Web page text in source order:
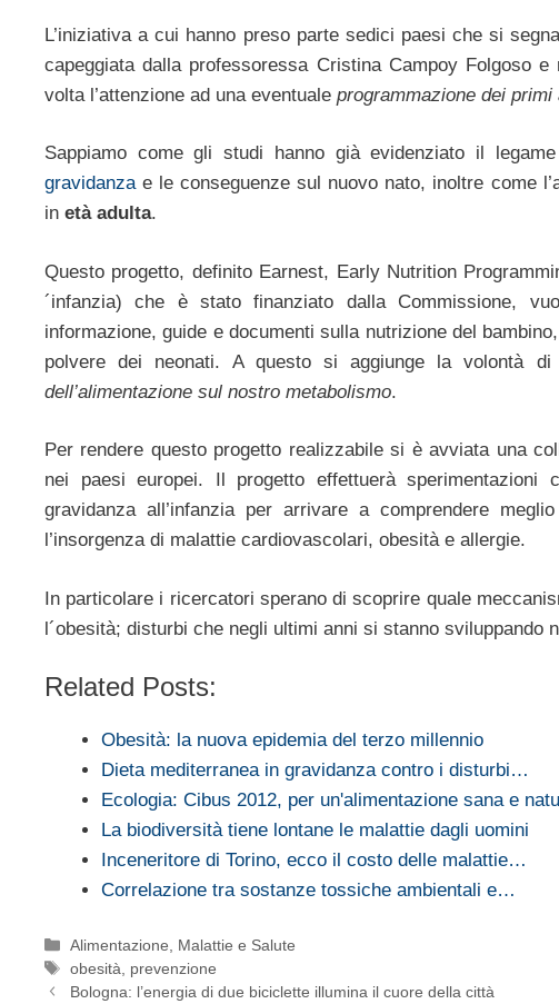
L’iniziativa a cui hanno preso parte sedici paesi che si
capeggiata dalla professoressa Cristina Campoy Folgoso
volta l’attenzione ad una eventuale programmazione dei primi
Sappiamo come gli studi hanno già evidenziato il
gravidanzae le conseguenze sul nuovo nato, inoltre come
in età adulta.
Questo progetto, definito Earnest, Early Nutrition
´infanzia) che è stato finanziato dalla Commissione,
informazione, guide e documenti sulla nutrizione del
polvere dei neonati. A questo si aggiunge la volontà
dell’alimentazione sul nostro metabolismo.
Per rendere questo progetto realizzabile si è avviata una
nei paesi europei. Il progetto effettuerà sperimentazioni
gravidanza all’infanzia per arrivare a comprendere
l’insorgenza di malattie cardiovascolari, obesità e allergie.
In particolare i ricercatori sperano di scoprire quale
l´obesità; disturbi che negli ultimi anni si stanno sviluppando
Related Posts:
Obesità: la nuova epidemia del terzo millennio
Dieta mediterranea in gravidanza contro i disturbi…
Ecologia: Cibus 2012, per un'alimentazione sana e
La biodiversità tiene lontane le malattie dagli uomini
Inceneritore di Torino, ecco il costo delle malattie…
Correlazione tra sostanze tossiche ambientali e…
Categorie
Alimentazione
Malattie e Salute
Tag
obesità
prevenzione
Bologna: l’energia di due biciclette illumina il cuore della città